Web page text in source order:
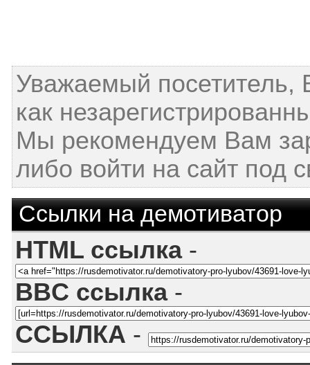
Уважаемый посетитель,
как
Мы рекомендуем Вам
либо войти на сайт под
Ссылки на демотиватор
HTML ссылка-
BBC ссылка-
ССЫЛКА -